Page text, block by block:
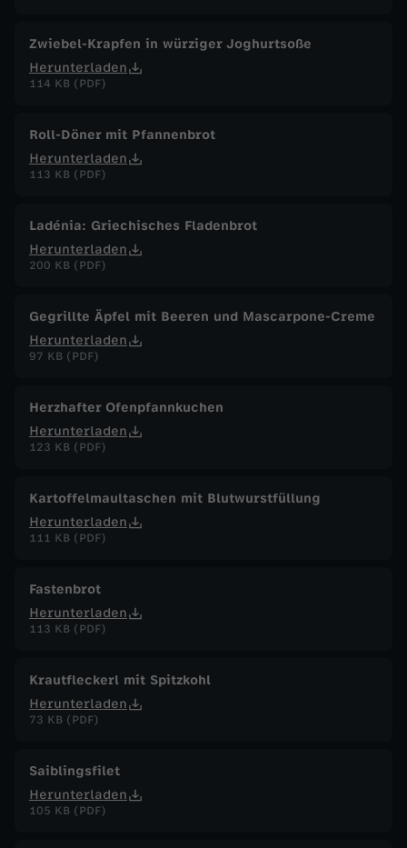
Zwiebel-Krapfen in würziger Joghurtsoße
Herunterladen
114 KB (PDF)
Roll-Döner mit Pfannenbrot
Herunterladen
113 KB (PDF)
Ladénia: Griechisches Fladenbrot
Herunterladen
200 KB (PDF)
Gegrillte Äpfel mit Beeren und Mascarpone-Creme
Herunterladen
97 KB (PDF)
Herzhafter Ofenpfannkuchen
Herunterladen
123 KB (PDF)
Kartoffelmaultaschen mit Blutwurstfüllung
Herunterladen
111 KB (PDF)
Fastenbrot
Herunterladen
113 KB (PDF)
Krautfleckerl mit Spitzkohl
Herunterladen
73 KB (PDF)
Saiblingsfilet
Herunterladen
105 KB (PDF)